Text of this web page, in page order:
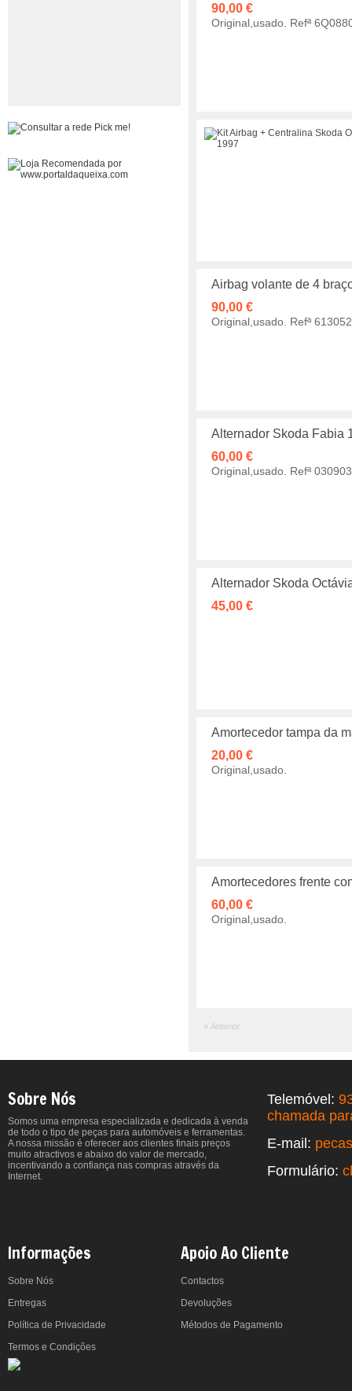
90,00 €
Original,usado. Refª
Airbag volante de 4
90,00 €
Original,usado. Refª
Alternador Skoda Fabia
60,00 €
Original,usado. Refª
Alternador Skoda
45,00 €
Amortecedor tampa da
20,00 €
Original,usado.
Amortecedores frente
60,00 €
Original,usado.
« Anterior
Sobre Nós
Somos uma empresa especializada e dedicada à venda
de todo o tipo de peças para automóveis e ferramentas.
A nossa missão é oferecer aos clientes finais preços
muito atractivos e abaixo do valor de mercado,
incentivando a confiança nas compras através da
Internet.
Telemóvel:
chamada
E-mail:
Formulário:
Informações
Sobre Nós
Entregas
Política de Privacidade
Termos e Condições
Apoio Ao Cliente
Contactos
Devoluções
Métodos de Pagamento